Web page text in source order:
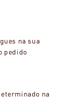
na sua
pedido
na